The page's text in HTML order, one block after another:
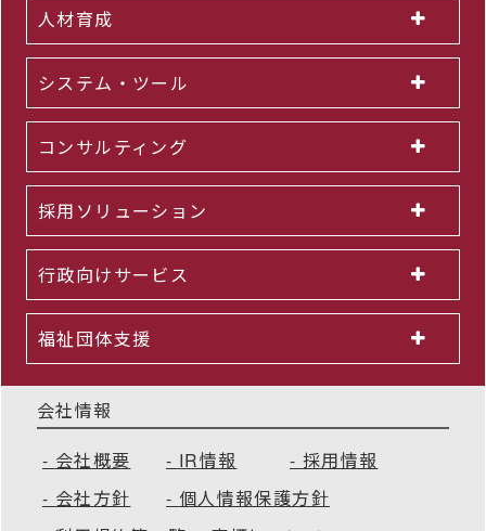
人材育成
システム・ツール
コンサルティング
採用ソリューション
行政向けサービス
福祉団体支援
会社情報
会社概要
IR情報
採用情報
会社方針
個人情報保護方針